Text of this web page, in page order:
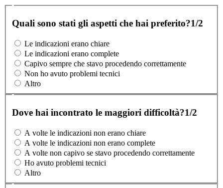
Quali sono stati gli aspetti che hai preferito?1/2
Le indicazioni erano chiare
Le indicazioni erano complete
Capivo sempre che stavo procedendo correttamente
Non ho avuto problemi tecnici
Altro
Dove hai incontrato le maggiori difficoltà?1/2
A volte le indicazioni non erano chiare
A volte le indicazioni non erano complete
A volte non capivo se stavo procedendo correttamente
Ho avuto problemi tecnici
Altro